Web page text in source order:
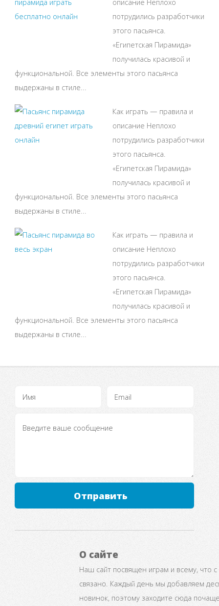
описание Неплохо
потрудились разработчики
этого пасьянса.
«Египетская Пирамида»
получилась красивой и
функциональной. Все элементы этого пасьянса
выдержаны в стиле...
Как играть — правила и
описание Неплохо
потрудились разработчики
этого пасьянса.
«Египетская Пирамида»
получилась красивой и
функциональной. Все элементы этого пасьянса
выдержаны в стиле...
Как играть — правила и
описание Неплохо
потрудились разработчики
этого пасьянса.
«Египетская Пирамида»
получилась красивой и
функциональной. Все элементы этого пасьянса
выдержаны в стиле...
Отправить
О сайте
Наш сайт посвящен играм и всему, что
связано. Каждый день мы добавляем
новинок, поэтому заходите сюда